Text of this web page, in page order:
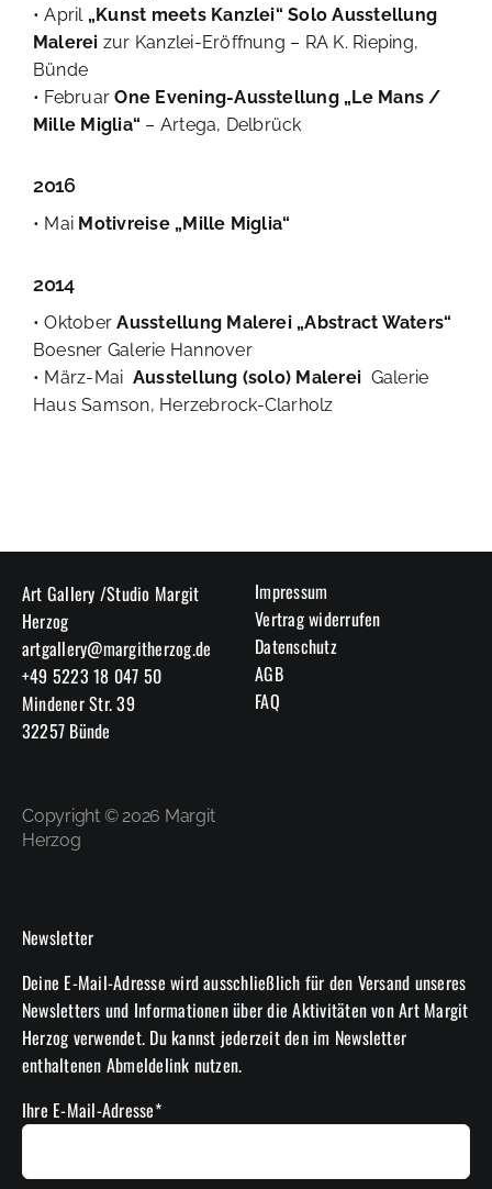
• April „Kunst meets Kanzlei“ Solo Ausstellung
Malerei zur Kanzlei-Eröffnung – RA K. Rieping,
Bünde
• FebruarOne Evening-Ausstellung „Le Mans /
Mille Miglia“ – Artega, Delbrück
2016
• Mai Motivreise „Mille Miglia“
2014
• OktoberAusstellung Malerei „Abstract Waters“
Boesner Galerie Hannover
• März-Mai Ausstellung (solo) Malerei Galerie
Haus Samson, Herzebrock-Clarholz
Art Gallery /Studio Margit
Herzog
artgallery@margitherzog.de
+49 5223 18 047 50
Mindener Str. 39
32257 Bünde
Copyright © 2026 Margit
Herzog
Impressum
Vertrag widerrufen
Datenschutz
AGB
FAQ
Newsletter
Deine E-Mail-Adresse wird ausschließlich für den Versand unseres
Newsletters und Informationen über die Aktivitäten von Art Margit
Herzog verwendet. Du kannst jederzeit den im Newsletter
enthaltenen Abmeldelink nutzen.
Ihre E-Mail-Adresse*